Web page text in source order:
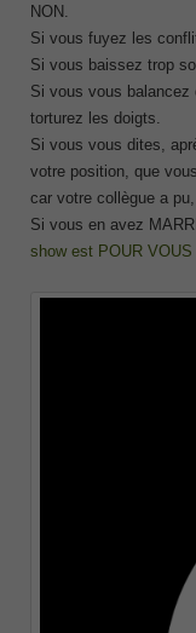
NON.
Si vous fuyez les
Si vous baissez trop
Si vous vous balancez
torturez les doigts.
Si vous vous dites,
votre position, que
car votre collègue a
Si vous en avez
show est POUR VOUS